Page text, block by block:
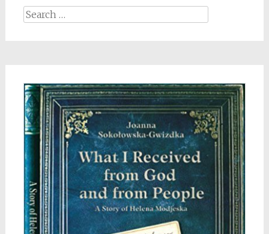
Search